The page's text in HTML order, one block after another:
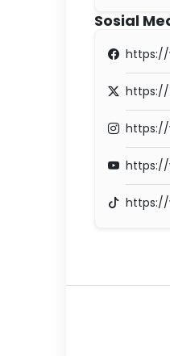
Sosial
https://
https://
https://
https://